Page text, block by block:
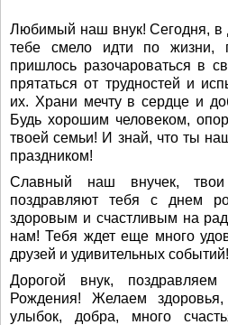
Любимый наш внук! Сегодня, в
тебе смело идти по жизни,
пришлось разочароваться в
прятаться от трудностей и
их. Храни мечту в сердце и
Будь хорошим человеком,
твоей семьи! И знай, что ты
праздником!
Славный наш внучек,
поздравляют тебя с днем
здоровым и счастливым на
нам! Тебя ждет еще много
друзей и удивительных событий!
Дорогой внук,
Рождения! Желаем
улыбок, добра, много